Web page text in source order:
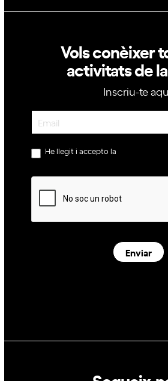
Vols conèixer
activitats de
Inscriu-te
Newsletter
He llegit i accepto la
Enviar